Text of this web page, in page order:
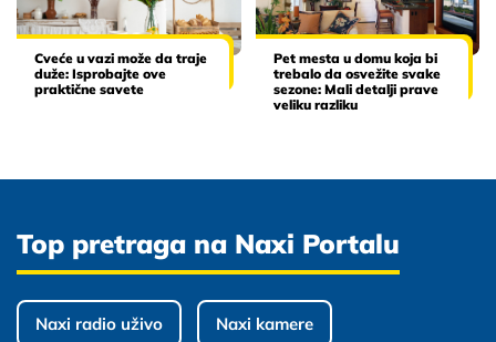
Cveće u vazi može da traje
duže: Isprobajte ove
praktične savete
Pet mesta u domu koja bi
trebalo da osvežite svake
sezone: Mali detalji prave
veliku razliku
Top pretraga na Naxi Portalu
Naxi radio uživo Naxi kamere